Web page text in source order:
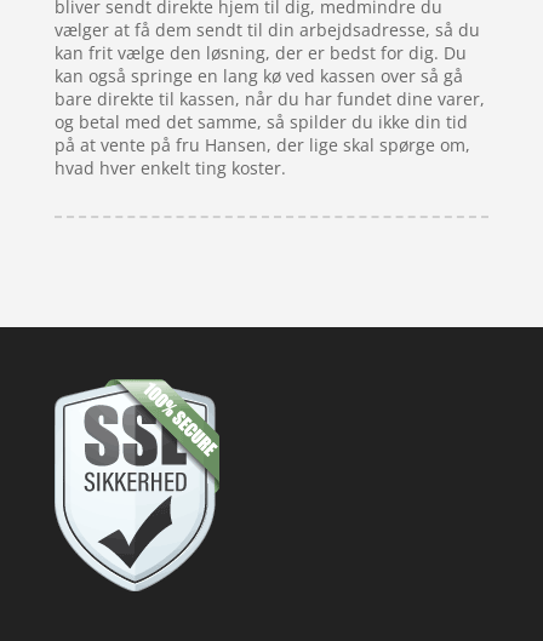
bliver sendt direkte hjem til dig, medmindre du
vælger at få dem sendt til din arbejdsadresse, så du
kan frit vælge den løsning, der er bedst for dig. Du
kan også springe en lang kø ved kassen over så gå
bare direkte til kassen, når du har fundet dine varer,
og betal med det samme, så spilder du ikke din tid
på at vente på fru Hansen, der lige skal spørge om,
hvad hver enkelt ting koster.